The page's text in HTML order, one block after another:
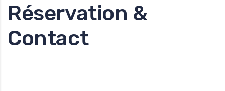
Réservation &
Contact